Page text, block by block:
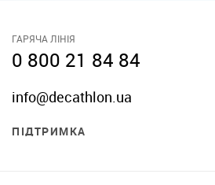
ГАРЯЧА ЛІНІЯ
0 800 21 84 84
info@decathlon.ua
ПІДТРИМКА